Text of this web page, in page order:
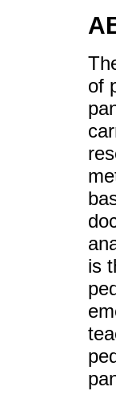
of
is